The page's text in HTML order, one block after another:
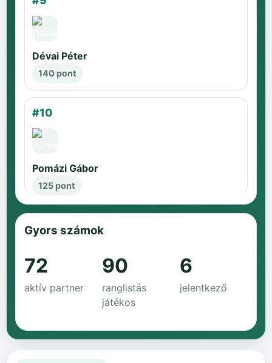
Dévai Péter
140 pont
#10
Pomázi Gábor
125 pont
Gyors számok
72
aktív partner
90
ranglistás
játékos
6
jelentkező